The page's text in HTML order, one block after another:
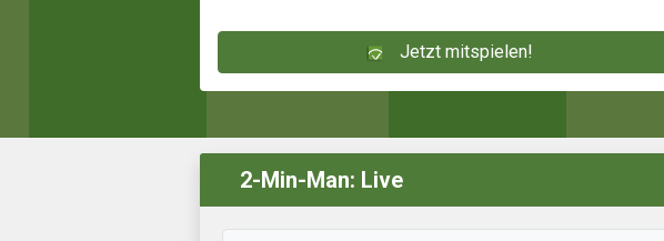
Jetzt mitspielen!
2-Min-Man: Live